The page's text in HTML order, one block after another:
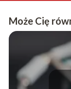
Może Cię